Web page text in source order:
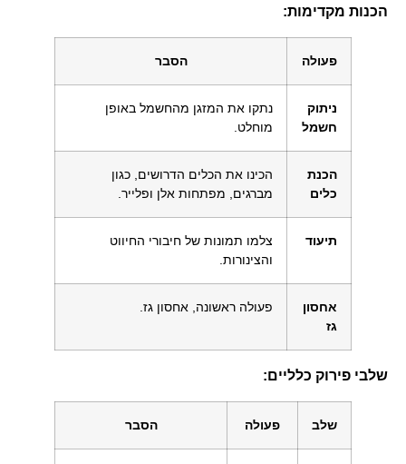
הכנות מקדימות:
פעולה הסבר
ניתוק
חשמל
נתקו את המזגן מהחשמל באופן
מוחלט.
הכנת
כלים
הכינו את הכלים הדרושים, כגון
מברגים, מפתחות אלן ופלייר.
תיעוד
צלמו תמונות של חיבורי החיווט
והצינורות.
אחסון
גז
פעולה ראשונה, אחסון גז.
שלבי פירוק כלליים:
שלב פעולה הסבר